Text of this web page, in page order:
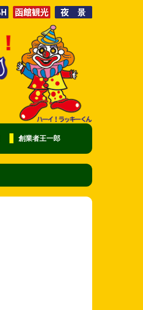
創業者王一郎